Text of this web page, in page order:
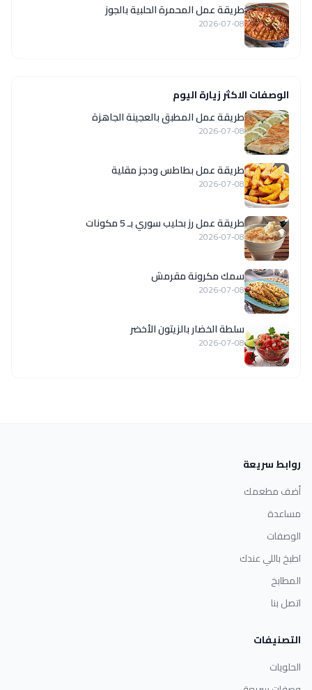
طريقة عمل المحمرة الحلبية بالجوز
2026-07-08
الوصفات الاكثر زيارة اليوم
طريقة عمل المطبق بالعجينة الجاهزة
2026-07-08
طريقة عمل بطاطس ودجز مقلية
2026-07-08
طريقة عمل رز بحليب سوري بـ 5 مكونات
2026-07-08
سمك مكرونة مقرمش
2026-07-08
سلطة الخضار بالزيتون الأخضر
2026-07-08
روابط سريعة
أضف مطعمك
مساعدة
الوصفات
اطبخ باللي عندك
المطابخ
اتصل بنا
التصنيفات
الحلويات